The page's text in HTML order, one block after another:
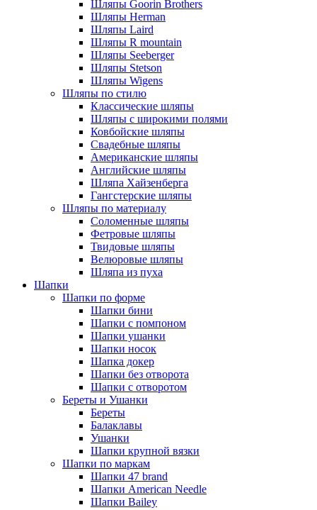
Шляпы Goorin Brothers
Шляпы Herman
Шляпы Laird
Шляпы R mountain
Шляпы Seeberger
Шляпы Stetson
Шляпы Wigens
Шляпы по стилю
Классические шляпы
Шляпы с широкими полями
Ковбойские шляпы
Свадебные шляпы
Американские шляпы
Английские шляпы
Шляпа Хайзенберга
Гангстерские шляпы
Шляпы по материалу
Соломенные шляпы
Фетровые шляпы
Твидовые шляпы
Велюровые шляпы
Шляпа из пуха
Шапки
Шапки по форме
Шапки бини
Шапки с помпоном
Шапки ушанки
Шапки носок
Шапка докер
Шапки без отворота
Шапки с отворотом
Береты и Ушанки
Береты
Балаклавы
Ушанки
Шапки крупной вязки
Шапки по маркам
Шапки 47 brand
Шапки American Needle
Шапки Bailey